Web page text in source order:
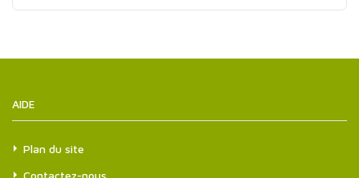
AIDE
Plan du site
Contactez-nous